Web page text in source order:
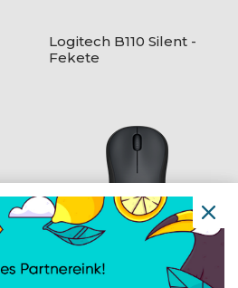
Logitech B110 Silent -
Fekete